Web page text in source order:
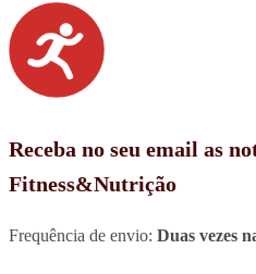
Receba no seu email as
Fitness&Nutrição
Frequência de envio: Duas vezes